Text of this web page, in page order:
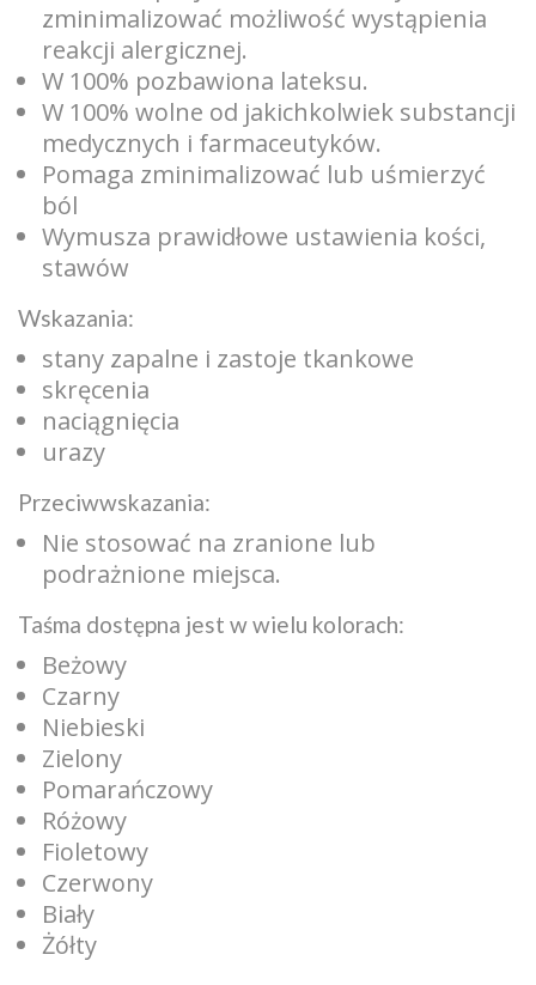
zminimalizować możliwość wystąpienia
reakcji alergicznej.
W 100% pozbawiona lateksu.
W 100% wolne od jakichkolwiek substancji
medycznych i farmaceutyków.
Pomaga zminimalizować lub uśmierzyć
ból
Wymusza prawidłowe ustawienia kości,
stawów
Wskazania:
stany zapalne i zastoje tkankowe
skręcenia
naciągnięcia
urazy
Przeciwwskazania:
Nie stosować na zranione lub
podrażnione miejsca.
Taśma dostępna jest w wielu kolorach:
Beżowy
Czarny
Niebieski
Zielony
Pomarańczowy
Różowy
Fioletowy
Czerwony
Biały
Żółty